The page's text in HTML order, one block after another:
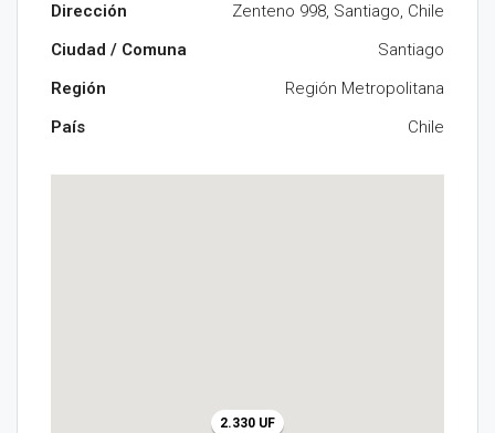
Dirección
Zenteno 998, Santiago, Chile
Ciudad / Comuna
Santiago
Región
Región Metropolitana
País
Chile
2.330 UF